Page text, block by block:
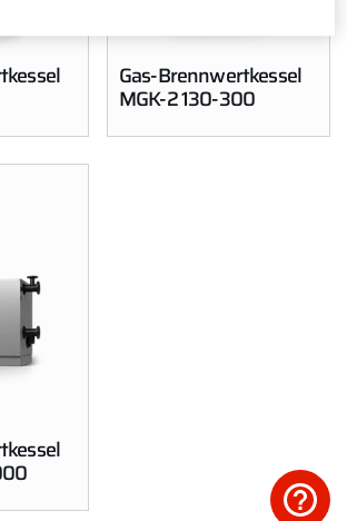
Gas-Brennwertkessel
MGK-2 130-300
& techn. Dokumente